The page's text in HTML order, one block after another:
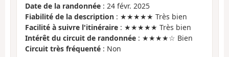
Date de la randonnée : 24 févr. 2025
Fiabilité de la description : ★★★★★ Très bien
Facilité à suivre l'itinéraire : ★★★★★ Très bien
Intérêt du circuit de randonnée : ★★★★☆ Bien
Circuit très fréquenté : Non